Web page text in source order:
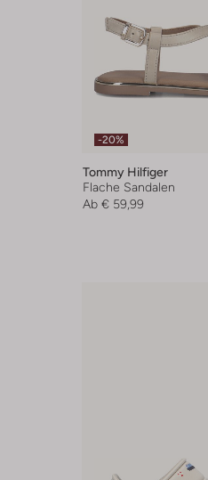
-20%
Tommy Hilfiger
Flache Sandalen
Ab € 59,99